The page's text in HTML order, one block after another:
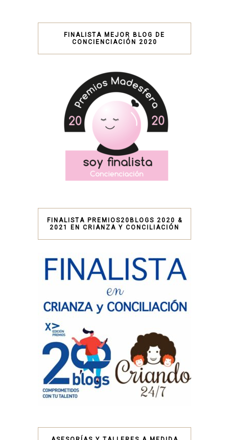
FINALISTA MEJOR BLOG DE
CONCIENCIACIÓN 2020
FINALISTA PREMIOS20BLOGS 2020 &
2021 EN CRIANZA Y CONCILIACIÓN